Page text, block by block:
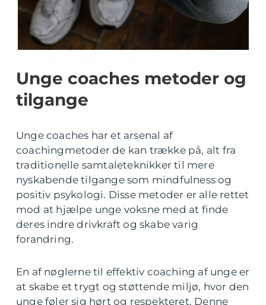
Unge coaches metoder og
tilgange
Unge coaches har et arsenal af
coachingmetoder de kan trække på, alt fra
traditionelle samtaleteknikker til mere
nyskabende tilgange som mindfulness og
positiv psykologi. Disse metoder er alle rettet
mod at hjælpe unge voksne med at finde
deres indre drivkraft og skabe varig
forandring.
En af nøglerne til effektiv coaching af unge er
at skabe et trygt og støttende miljø, hvor den
unge føler sig hørt og respekteret. Denne